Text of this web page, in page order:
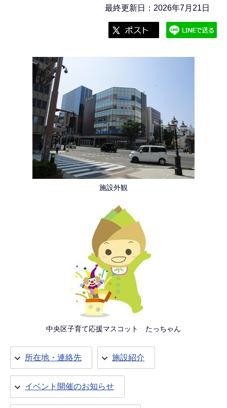
最終更新日：2026年7月21日
施設外観
中央区子育て応援マスコット たっちゃん
所在地・連絡先 施設紹介
イベント開催のお知らせ